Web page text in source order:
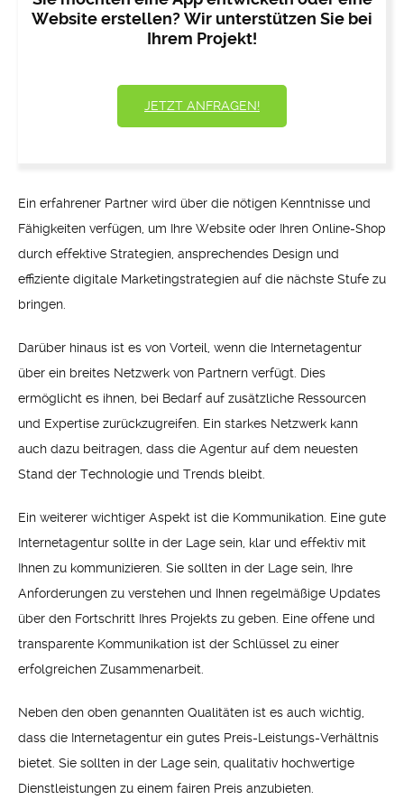
Website erstellen? Wir unterstützen Sie bei
Ihrem Projekt!
JETZT ANFRAGEN!
Ein erfahrener Partner wird über die nötigen Kenntnisse und
Fähigkeiten verfügen, um Ihre Website oder Ihren Online-Shop
durch effektive Strategien, ansprechendes Design und
effiziente digitale Marketingstrategien auf die nächste Stufe zu
bringen.
Darüber hinaus ist es von Vorteil, wenn die Internetagentur
über ein breites Netzwerk von Partnern verfügt. Dies
ermöglicht es ihnen, bei Bedarf auf zusätzliche Ressourcen
und Expertise zurückzugreifen. Ein starkes Netzwerk kann
auch dazu beitragen, dass die Agentur auf dem neuesten
Stand der Technologie und Trends bleibt.
Ein weiterer wichtiger Aspekt ist die Kommunikation. Eine gute
Internetagentur sollte in der Lage sein, klar und effektiv mit
Ihnen zu kommunizieren. Sie sollten in der Lage sein, Ihre
Anforderungen zu verstehen und Ihnen regelmäßige Updates
über den Fortschritt Ihres Projekts zu geben. Eine offene und
transparente Kommunikation ist der Schlüssel zu einer
erfolgreichen Zusammenarbeit.
Neben den oben genannten Qualitäten ist es auch wichtig,
dass die Internetagentur ein gutes Preis-Leistungs-Verhältnis
bietet. Sie sollten in der Lage sein, qualitativ hochwertige
Dienstleistungen zu einem fairen Preis anzubieten.